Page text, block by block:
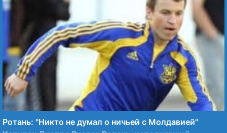
Ротань: "Никто не думал о ничьей с Молдавией"